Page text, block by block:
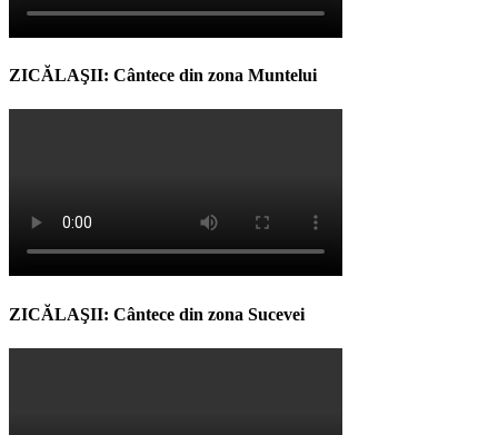
ZICĂLAŞII: Cântece din zona Muntelui
ZICĂLAŞII: Cântece din zona Sucevei